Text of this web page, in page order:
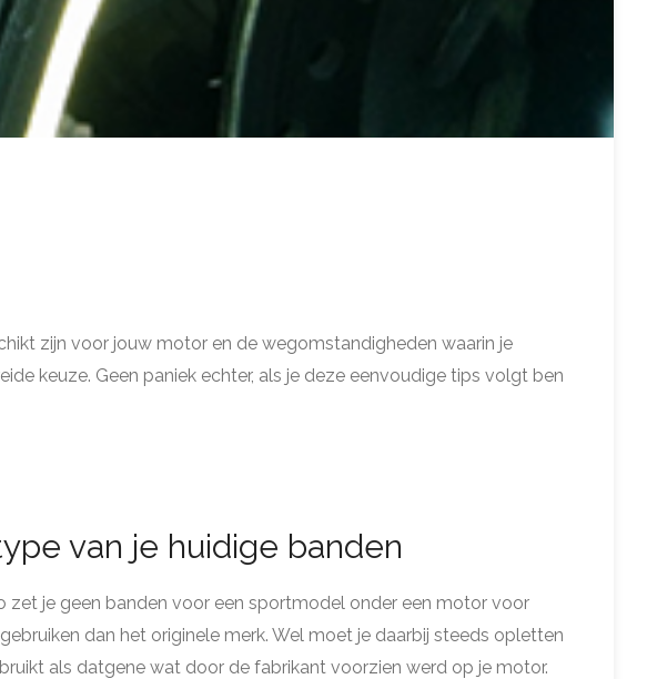
zijn voor jouw motor en de wegomstandigheden waarin je
keuze. Geen paniek echter, als je deze eenvoudige tips volgt ben
van je huidige banden
zet je geen banden voor een sportmodel onder een motor voor
dan het originele merk. Wel moet je daarbij steeds opletten
als datgene wat door de fabrikant voorzien werd op je motor.